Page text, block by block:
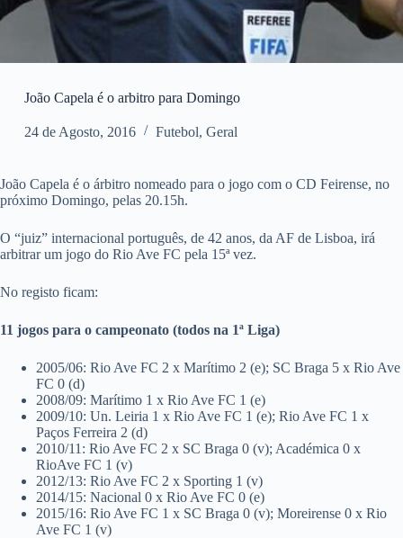
João Capela é o arbitro para Domingo
24 de Agosto, 2016 Futebol, Geral
João Capela é o árbitro nomeado para o jogo com o CD Feirense, no
próximo Domingo, pelas 20.15h.
O “juiz” internacional português, de 42 anos, da AF de Lisboa, irá
arbitrar um jogo do Rio Ave FC pela 15ª vez.
No registo ficam:
11 jogos para o campeonato (todos na 1ª Liga)
2005/06: Rio Ave FC 2 x Marítimo 2 (e); SC Braga 5 x Rio Ave
FC 0 (d)
2008/09: Marítimo 1 x Rio Ave FC 1 (e)
2009/10: Un. Leiria 1 x Rio Ave FC 1 (e); Rio Ave FC 1 x
Paços Ferreira 2 (d)
2010/11: Rio Ave FC 2 x SC Braga 0 (v); Académica 0 x
RioAve FC 1 (v)
2012/13: Rio Ave FC 2 x Sporting 1 (v)
2014/15: Nacional 0 x Rio Ave FC 0 (e)
2015/16: Rio Ave FC 1 x SC Braga 0 (v); Moreirense 0 x Rio
Ave FC 1 (v)